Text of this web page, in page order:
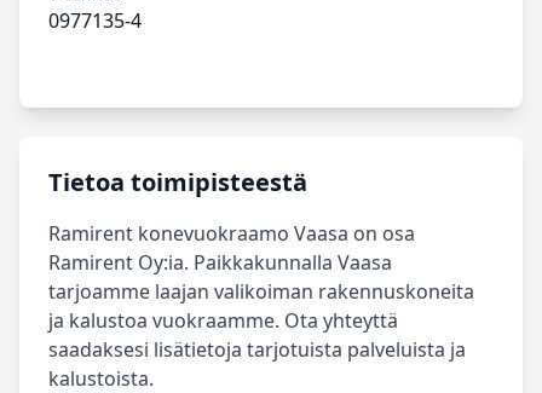
0977135-4
Tietoa toimipisteestä
Ramirent konevuokraamo Vaasa on osa
Ramirent Oy:ia. Paikkakunnalla Vaasa
tarjoamme laajan valikoiman rakennuskoneita
ja kalustoa vuokraamme. Ota yhteyttä
saadaksesi lisätietoja tarjotuista palveluista ja
kalustoista.